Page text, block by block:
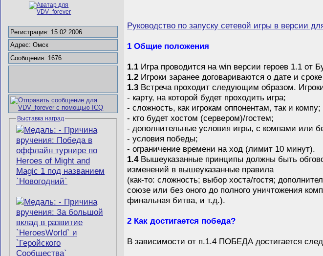
Регистрация: 15.02.2006
Адрес: Омск
Сообщения: 1676
Выставка наград
Руководство по запуску сетевой игры в версии
1 Общие положения
1.1 Игра проводится на win версии героев 1.1 от
1.2 Игроки заранее договариваются о дате и
1.3 Встреча проходит следующим образом.
- карту, на которой будет проходить игра;
- сложность, как игрокам оппонентам, так и компу;
- кто будет хостом (сервером)/гостем;
- дополнительные условия игры, с компами или
- условия победы;
- ограничение времени на ход (лимит 10 минут).
1.4Вышеуказанные принципы должны быть
изменений в вышеуказанные правила
(как-то: сложность; выбор хоста/гостя;
союзе или без оного до полного уничтожения
финальная битва, и т.д.).
2 Как достигается победа?
В зависимости от п.1.4 ПОБЕДА достигается